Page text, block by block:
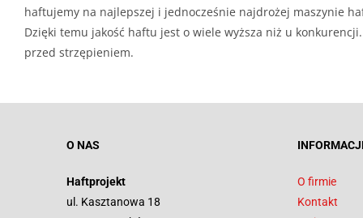
haftujemy na najlepszej i jednocześnie najdrożej maszynie
Dzięki temu jakość haftu jest o wiele wyższa niż u
przed strzępieniem.
O NAS
Haftprojekt
ul. Kasztanowa 18
O firmie
Kontakt